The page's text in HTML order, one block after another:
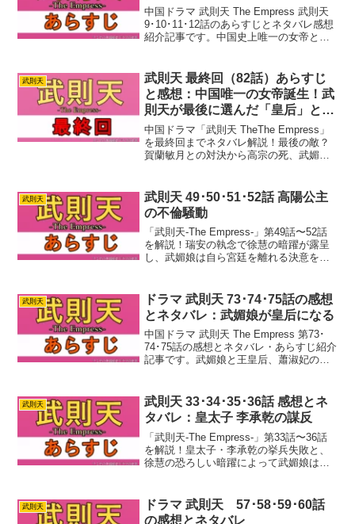
中国ドラマ 武則天 The Empress 武則天
9･10･11･12話のあらすじとネタバレ感想
紹介記事です。中国史上唯一の女帝とな
き文徳皇后にそっくりな鄭婉言が入っ...
武則天
武則天 最終回（82話）あらすじ
と感想：中国唯一の女帝誕生！武
則天が最後に選んだ「皇后」とい
う肩書き
中国ドラマ「武則天 TheThe Empress」
を最終回までネタバレ解説！最後の敵？
賀蘭敏月との対決から高宗の死、武媚娘
れすぎ？ツッコミ満載で感想を語りま
す。
武則天
武則天 49･50･51･52話 高陽公主
の不倫騒動
「武則天-The Empress-」第49話〜52話
を解説！瑞安の執念で徐慧の暗躍が露呈
し、武媚娘は自ら宮廷を離れる決意を固
により宮廷はさらなる狂乱へ。去りゆく
者と遺された者たちの運命が大きく暗転
していく怒涛のストーリーを紹介しま
す。
武則天
ドラマ 武則天 73･74･75話の感想
とネタバレ：武媚娘が皇后になる
中国ドラマ 武則天 The Empress 第73･
74･75話の感想とネタバレ・あらすじ紹介
記事です。武媚娘と王皇后、蕭淑妃の対
ているので残酷なシーンはありませんで
し...
武則天
武則天 33･34･35･36話 感想とネ
タバレ：皇太子 李承乾の謀反
「武則天-The Empress-」第33話〜36話
を解説！皇太子・李承乾の挙兵失敗と、
徐慧の恐ろしい暗躍によって武媚娘は謀
の李牧が救出に駆けつける激動のストー
リー。引き裂かれる親友関係と過酷な救
武則天
ドラマ 武則天 57･58･59･60話
の感想とネタバレ